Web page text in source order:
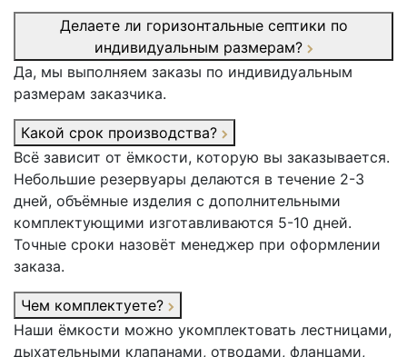
Делаете ли горизонтальные септики по
индивидуальным размерам?
Да, мы выполняем заказы по индивидуальным
размерам заказчика.
Какой срок производства?
Всё зависит от ёмкости, которую вы заказывается.
Небольшие резервуары делаются в течение 2-3
дней, объёмные изделия с дополнительными
комплектующими изготавливаются 5-10 дней.
Точные сроки назовёт менеджер при оформлении
заказа.
Чем комплектуете?
Наши ёмкости можно укомплектовать лестницами,
дыхательными клапанами, отводами, фланцами,